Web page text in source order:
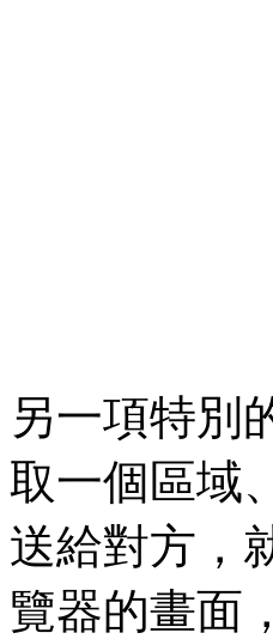
另一項特別
取一個區域
送給對方，
覽器的畫面